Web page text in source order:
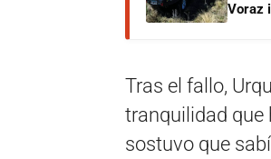
Voraz
Tras el fallo,
tranquilidad que
sostuvo que